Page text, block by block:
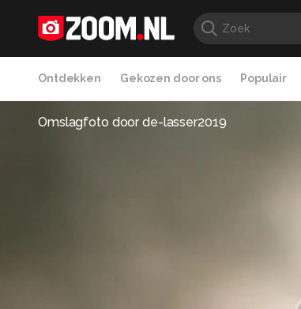
Ontdekken Gekozen door ons Populair
Omslagfoto doorde-lasser2019